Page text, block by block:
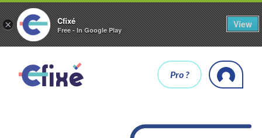
× Cfixé
Free - In Google Play
View
Pro ?